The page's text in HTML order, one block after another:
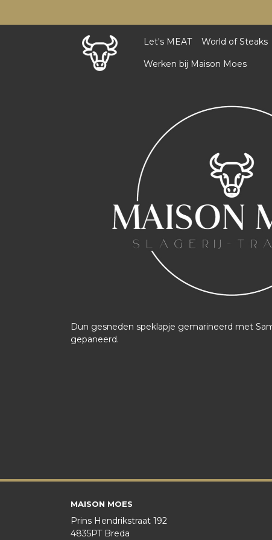
Let's MEAT World of Steaks
Werken bij Maison Moes
Dun gesneden speklapje gemarineerd met
gepaneerd.
MAISON MOES
Prins Hendrikstraat 192
4835PT Breda